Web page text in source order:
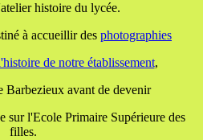
histoire du lycée.
à accueillir des photographies
de notre établissement,
Barbezieux avant de devenir
sur l'Ecole Primaire Supérieure des
filles.